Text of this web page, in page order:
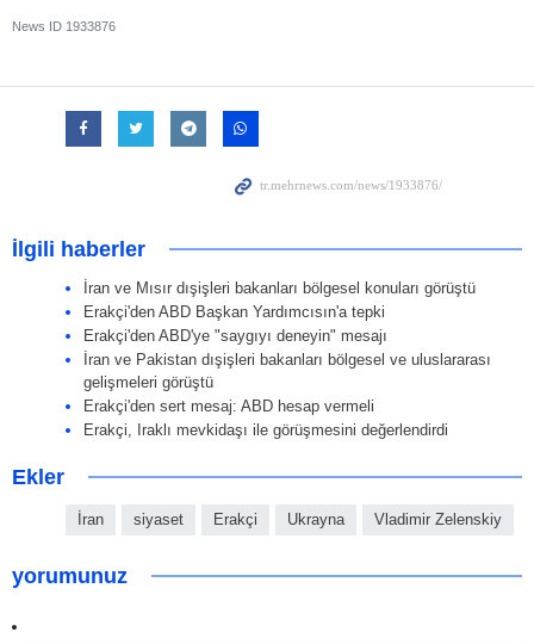
News ID 1933876
İlgili haberler
İran ve Mısır dışişleri bakanları bölgesel konuları görüştü
Erakçi'den ABD Başkan Yardımcısın'a tepki
Erakçi'den ABD'ye "saygıyı deneyin" mesajı
İran ve Pakistan dışişleri bakanları bölgesel ve uluslararası
gelişmeleri görüştü
Erakçi'den sert mesaj: ABD hesap vermeli
Erakçi, Iraklı mevkidaşı ile görüşmesini değerlendirdi
Ekler
İran siyaset Erakçi Ukrayna Vladimir Zelenskiy
yorumunuz